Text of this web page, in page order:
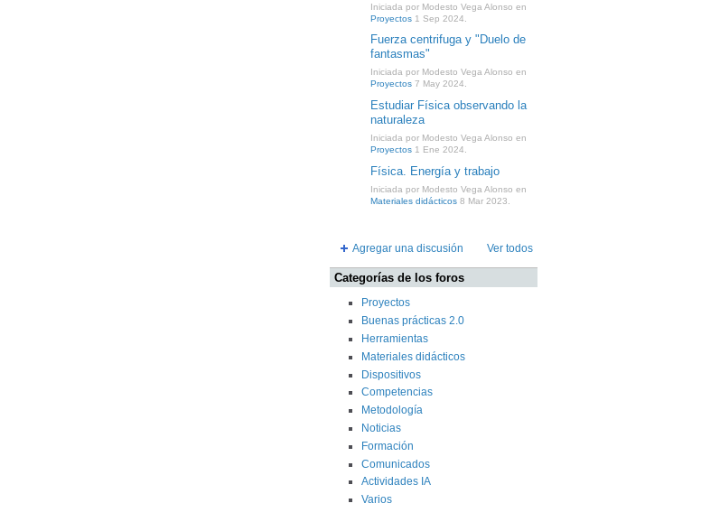
Iniciada por Modesto Vega Alonso en
Proyectos 1 Sep 2024.
Fuerza centrifuga y "Duelo de
fantasmas"
Iniciada por Modesto Vega Alonso en
Proyectos 7 May 2024.
Estudiar Física observando la
naturaleza
Iniciada por Modesto Vega Alonso en
Proyectos 1 Ene 2024.
Física. Energía y trabajo
Iniciada por Modesto Vega Alonso en
Materiales didácticos 8 Mar 2023.
Agregar una discusión Ver todos
Categorías de los foros
Proyectos
Buenas prácticas 2.0
Herramientas
Materiales didácticos
Dispositivos
Competencias
Metodología
Noticias
Formación
Comunicados
Actividades IA
Varios